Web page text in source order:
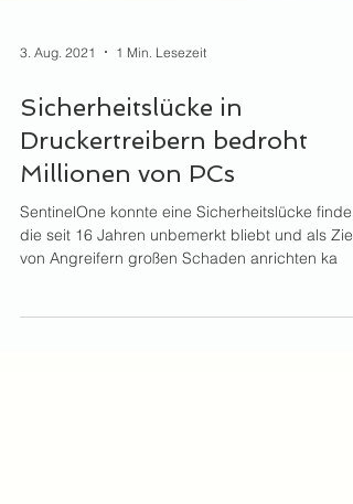
Sicherheitslücke in
Druckertreibern bedroht
Millionen von PCs
SentinelOne konnte eine Sicherheitslücke